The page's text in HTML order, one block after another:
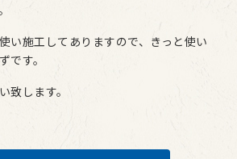
い施工してありますので、きっと使い
です。
致します。